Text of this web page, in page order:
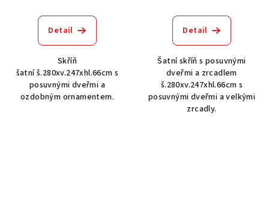
Detail
Skříň
šatní š.280xv.247xhl.66cm s
posuvnými dveřmi a
ozdobným ornamentem.
Detail
Šatní skříň s posuvnými
dveřmi a zrcadlem
š.280xv.247xhl.66cm s
posuvnými dveřmi a velkými
zrcadly.